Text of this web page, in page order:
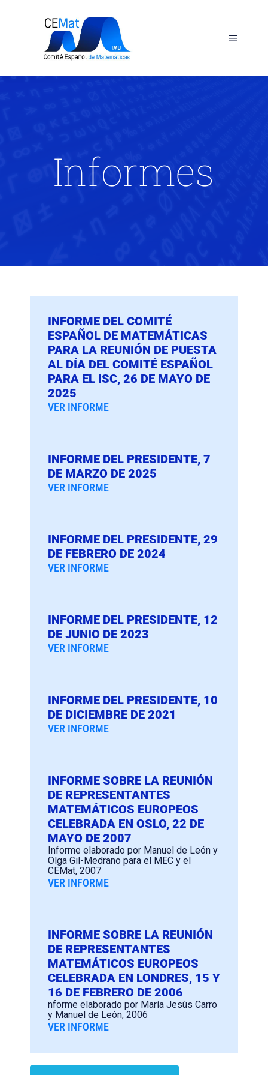
Informes
INFORME DEL COMITÉ
ESPAÑOL DE MATEMÁTICAS
PARA LA REUNIÓN DE PUESTA
AL DÍA DEL COMITÉ ESPAÑOL
PARA EL ISC, 26 DE MAYO DE
2025
VER INFORME
INFORME DEL PRESIDENTE, 7
DE MARZO DE 2025
VER INFORME
INFORME DEL PRESIDENTE, 29
DE FEBRERO DE 2024
VER INFORME
INFORME DEL PRESIDENTE, 12
DE JUNIO DE 2023
VER INFORME
INFORME DEL PRESIDENTE, 10
DE DICIEMBRE DE 2021
VER INFORME
INFORME SOBRE LA REUNIÓN
DE REPRESENTANTES
MATEMÁTICOS EUROPEOS
CELEBRADA EN OSLO, 22 DE
MAYO DE 2007
Informe elaborado por Manuel de León y
Olga Gil-Medrano para el MEC y el
CEMat, 2007
VER INFORME
INFORME SOBRE LA REUNIÓN
DE REPRESENTANTES
MATEMÁTICOS EUROPEOS
CELEBRADA EN LONDRES, 15 Y
16 DE FEBRERO DE 2006
nforme elaborado por María Jesús Carro
y Manuel de León, 2006
VER INFORME